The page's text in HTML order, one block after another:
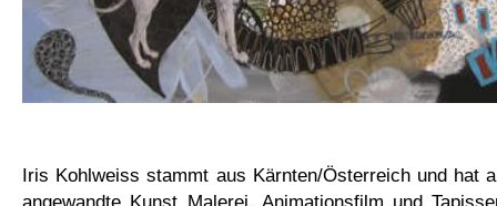
Iris Kohlweiss stammt aus Kärnten/Österreich und hat